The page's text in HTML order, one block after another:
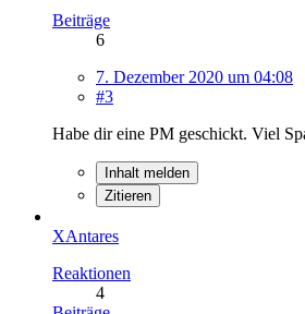
Beiträge
6
7. Dezember 2020 um 04:08
#3
Habe dir eine PM geschickt. Viel
Inhalt melden
Zitieren
XAntares
Reaktionen
4